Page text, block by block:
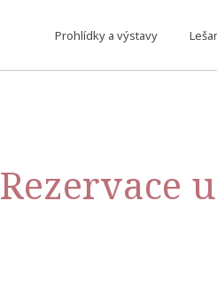
Prohlídky a výstavy
Rezervace